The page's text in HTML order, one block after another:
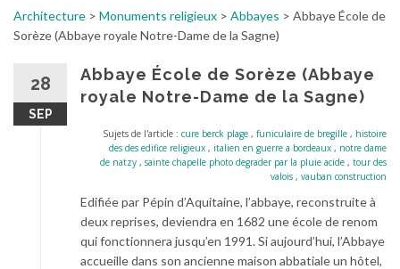
contenu
Architecture > Monuments religieux > Abbayes > Abbaye École de
Sorèze (Abbaye royale Notre-Dame de la Sagne)
28
SEP
Abbaye École de Sorèze (Abbaye
royale Notre-Dame de la Sagne)
Sujets de l'article : cure berck plage , funiculaire de bregille , histoire
des des edifice religieux , italien en guerre a bordeaux , notre dame
de natzy , sainte chapelle photo degrader par la pluie acide , tour des
valois , vauban construction
Edifiée par Pépin d’Aquitaine, l’abbaye, reconstruite à
deux reprises, deviendra en 1682 une école de renom
qui fonctionnera jusqu’en 1991. Si aujourd’hui, l’Abbaye
accueille dans son ancienne maison abbatiale un hôtel,